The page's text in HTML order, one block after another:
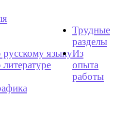
языку
Трудные
разделы
Из
опыта
работы